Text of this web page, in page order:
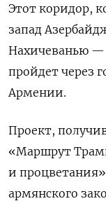
Этот коридор,
запад
Нахичеванью —
пройдет через
Армении.
Проект,
«Маршрут
и
армянского